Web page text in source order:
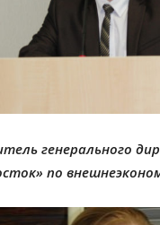
генерального
по